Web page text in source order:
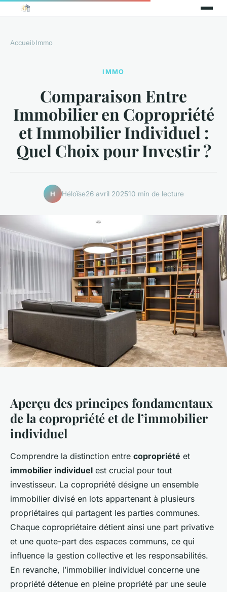
Accueil›Immo
IMMO
Comparaison Entre
Immobilier en Copropriété
et Immobilier Individuel :
Quel Choix pour Investir ?
H Héloïse26 avril 202510 min de lecture
Aperçu des principes fondamentaux
de la copropriété et de l’immobilier
individuel
Comprendre la distinction entre copropriété et
immobilier individuel est crucial pour tout
investisseur. La copropriété désigne un ensemble
immobilier divisé en lots appartenant à plusieurs
propriétaires qui partagent les parties communes.
Chaque copropriétaire détient ainsi une part privative
et une quote-part des espaces communs, ce qui
influence la gestion collective et les responsabilités.
En revanche, l’immobilier individuel concerne une
propriété détenue en pleine propriété par une seule